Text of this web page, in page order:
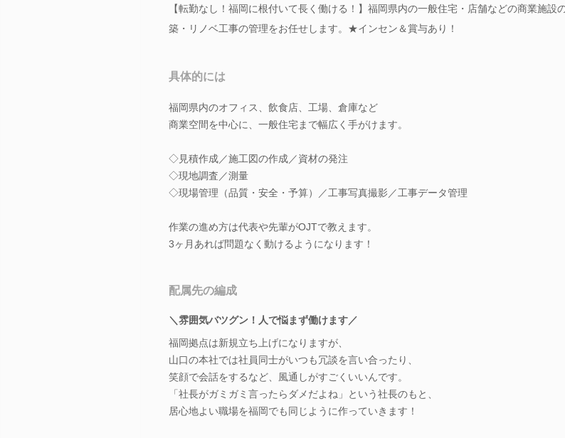
【転勤なし！福岡に根付いて長く働ける！】福岡県内の一般住宅・店舗などの商業施設
築・リノベ工事の管理をお任せします。★インセン＆賞与あり！
具体的には
福岡県内のオフィス、飲食店、工場、倉庫など
商業空間を中心に、一般住宅まで幅広く手がけます。
◇見積作成／施工図の作成／資材の発注
◇現地調査／測量
◇現場管理（品質・安全・予算）／工事写真撮影／工事データ管理
作業の進め方は代表や先輩がOJTで教えます。
3ヶ月あれば問題なく動けるようになります！
配属先の編成
＼雰囲気バツグン！人で悩まず働けます／
福岡拠点は新規立ち上げになりますが、
山口の本社では社員同士がいつも冗談を言い合ったり、
笑顔で会話をするなど、風通しがすごくいいんです。
「社長がガミガミ言ったらダメだよね」という社長のもと、
居心地よい職場を福岡でも同じように作っていきます！